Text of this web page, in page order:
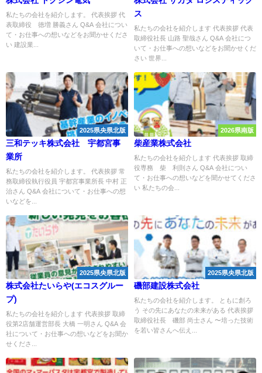
私たちの会社を紹介します。 代表挨拶 代
表取締役 徳増 勝義さん Q&A 会社につい
て・お仕事への想いなどをお聞かせくださ
い 建設業...
ス
私たちの会社を紹介します 代表挨拶 代表
取締役社長 山路 聖哉さん Q&A 会社につ
いて・お仕事への想いなどをお聞かせくだ
さい 世界...
2025県央県北版
三和テッキ株式会社 宇都宮事
業所
私たちの会社を紹介します。 代表挨拶 常
務取締役執行役員 宇都宮事業所長 中村 正
治さん Q&A 会社について・お仕事への想
いなどを...
2026県南版
柴産業株式会社
私たちの会社を紹介します 代表挨拶 取締
役専務 柴 利則さん Q&A 会社につい
て・お仕事への想いなどを聞かせてくださ
い 私たちの会...
2025県央県北版
株式会社たいらや(エコスグルー
プ)
私たちの会社を紹介します 代表挨拶 取締
役第2店舗運営部長 大橋 一明さん Q&A 会
社について・お仕事への想いなどをお聞か
せくださ...
2025県央県北版
磯部建設株式会社
私たちの会社を紹介します。 ともに創ろ
う その先にあなたの未来がある 代表挨拶
取締役社長 磯部 尚士さん 〜培った技術
を若い皆さんへ伝え...